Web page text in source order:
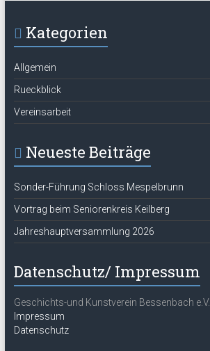
Kategorien
Allgemein
Rueckblick
Vereinsarbeit
Neueste Beiträge
Sonder-Führung Schloss Mespelbrunn
Vortrag beim Seniorenkreis Keilberg
Jahreshauptversammlung 2026
Datenschutz/ Impressum
Geschichts-und Kunstverein Bessenbach e.V.
Impressum
Datenschutz